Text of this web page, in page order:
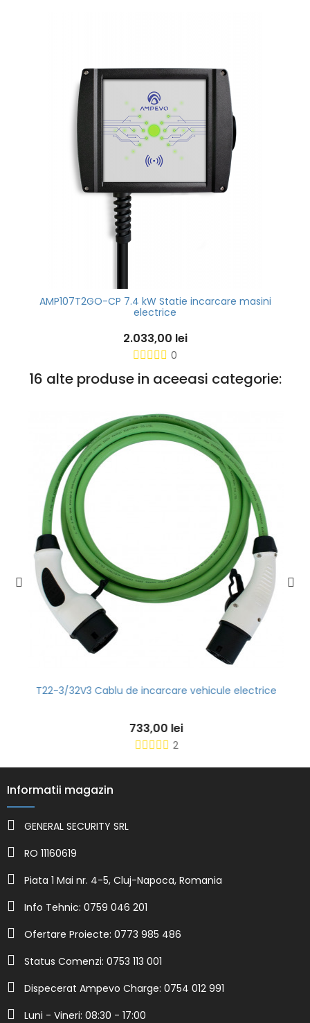
AMP107T2GO-CP 7.4 kW Statie incarcare masini
electrice
2.033,00 lei
0
16 alte produse in aceeasi categorie:
T22-3/32V3 Cablu de incarcare vehicule electrice
733,00 lei
2
Informatii magazin
GENERAL SECURITY SRL
RO 11160619
Piata 1 Mai nr. 4-5, Cluj-Napoca, Romania
Info Tehnic: 0759 046 201
Ofertare Proiecte: 0773 985 486
Status Comenzi: 0753 113 001
Dispecerat Ampevo Charge: 0754 012 991
Luni - Vineri: 08:30 - 17:00